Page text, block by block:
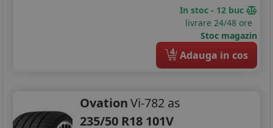
In stoc - 12 buc
livrare 24/48 ore
Stoc magazin
4 Adauga in cos
OvationVi-782 as
235/50 R18 101V